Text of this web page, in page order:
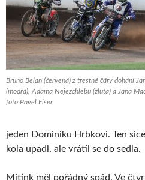
Bruno Belan (červená) z trestné čáry dohání
(modrá), Adama Nejezchlebu (žlutá) a Jana
foto Pavel Fišer
jeden Dominiku Hrbkovi. Ten
kola upadl, ale vrátil se do sedla.
Mítink měl pořádný spád. Ve